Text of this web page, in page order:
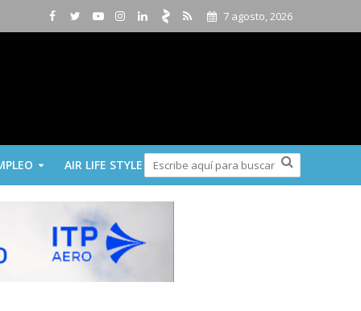
7 agosto, 2026
AIR LIFE STYLE